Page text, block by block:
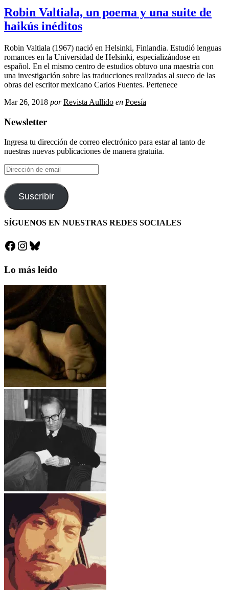
Robin Valtiala, un poema y una suite de
haikús inéditos
Robin Valtiala (1967) nació en Helsinki, Finlandia. Estudió lenguas
romances en la Universidad de Helsinki, especializándose en
español. En el mismo centro de estudios obtuvo una maestría con
una investigación sobre las traducciones realizadas al sueco de las
obras del escritor mexicano Carlos Fuentes. Pertenece
Mar 26, 2018 por Revista Aullido en Poesía
Newsletter
Ingresa tu dirección de correo electrónico para estar al tanto de
nuestras nuevas publicaciones de manera gratuita.
Dirección
de
email
Suscribir
SÍGUENOS EN NUESTRAS REDES SOCIALES
Facebook
Instagram
Bluesky
Lo más leído